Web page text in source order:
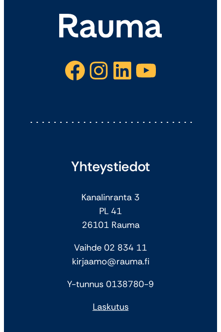
Facebook Instagram LinkedIn YouTube
Yhteystiedot
Kanalinranta 3
PL 41
26101 Rauma
Vaihde 02 834 11
kirjaamo@rauma.fi
Y-tunnus 0138780-9
Laskutus